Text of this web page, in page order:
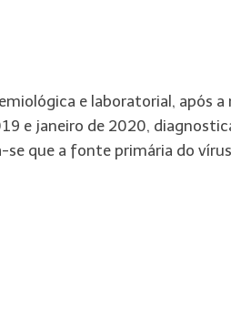
e laboratorial, após a
e janeiro de 2020,
que a fonte primária do